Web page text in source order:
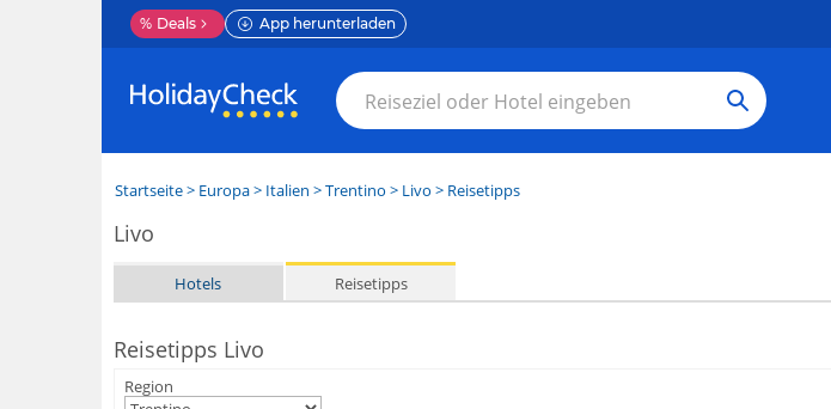
% Deals App herunterladen
Startseite> Europa> Italien >Trentino > Livo > Reisetipps
Livo
Hotels Reisetipps
Reisetipps Livo
Region